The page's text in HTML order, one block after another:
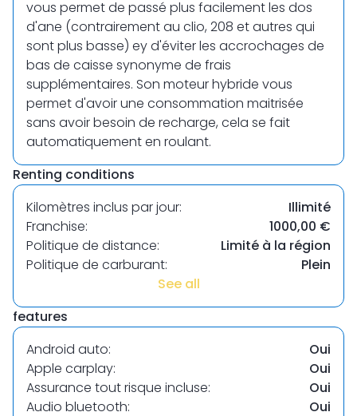
vous permet de passé plus facilement les dos
d'ane (contrairement au clio, 208 et autres qui
sont plus basse) ey d'éviter les accrochages de
bas de caisse synonyme de frais
supplémentaires. Son moteur hybride vous
permet d'avoir une consommation maitrisée
sans avoir besoin de recharge, cela se fait
automatiquement en roulant.
Renting conditions
Kilomètres inclus par jour:
Illimité
Franchise:
1000,00 €
Politique de distance:
Limité à la région
Politique de carburant:
Plein
See all
features
Android auto:
Oui
Apple carplay:
Oui
Assurance tout risque incluse:
Oui
Audio bluetooth:
Oui